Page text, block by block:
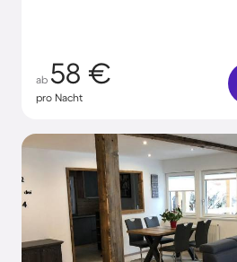
ab 58 €
pro Nacht